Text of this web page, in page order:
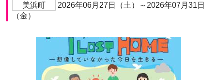
美浜町
2026年06月27日（土）～2026年07月31日
（金）